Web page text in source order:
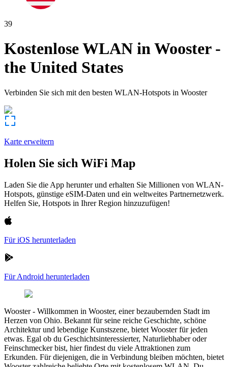
39
Kostenlose WLAN inWooster-
the United States
Verbinden Sie sich mit den besten WLAN-Hotspots in Wooster
Karte erweitern
Holen Sie sich WiFi Map
Laden Sie die App herunter und erhalten Sie Millionen von WLAN-
Hotspots, günstige eSIM-Daten und ein weltweites Partnernetzwerk.
Helfen Sie, Hotspots in Ihrer Region hinzuzufügen!
Für iOS herunterladen
Für Android herunterladen
Wooster- Willkommen in Wooster, einer bezaubernden Stadt im
Herzen von Ohio. Bekannt für seine reiche Geschichte, schöne
Architektur und lebendige Kunstszene, bietet Wooster für jeden
etwas. Egal ob du Geschichtsinteressierter, Naturliebhaber oder
Feinschmecker bist, hier findest du viele Attraktionen zum
Erkunden. Für diejenigen, die in Verbindung bleiben möchten, bietet